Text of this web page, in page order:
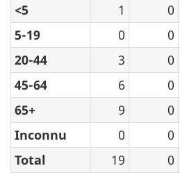
<5 1 0
5-19
0 0
20-44
3 0
45-64
6 0
65+
9 0
Inconnu
0 0
Total
19 0